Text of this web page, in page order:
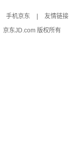
手机京东 友情链接
京东JD.com 版权所有